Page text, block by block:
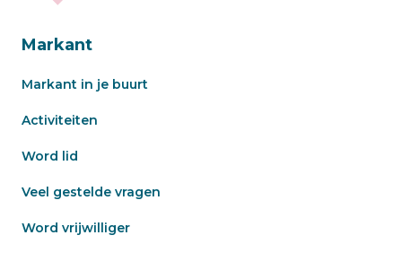
Markant
Markant in je buurt
Activiteiten
Word lid
Veel gestelde vragen
Word vrijwilliger